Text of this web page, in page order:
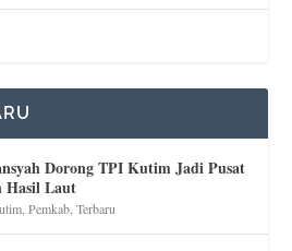
Dorong TPI Kutim Jadi Pusat
Hasil Laut
,Pemkab ,Terbaru